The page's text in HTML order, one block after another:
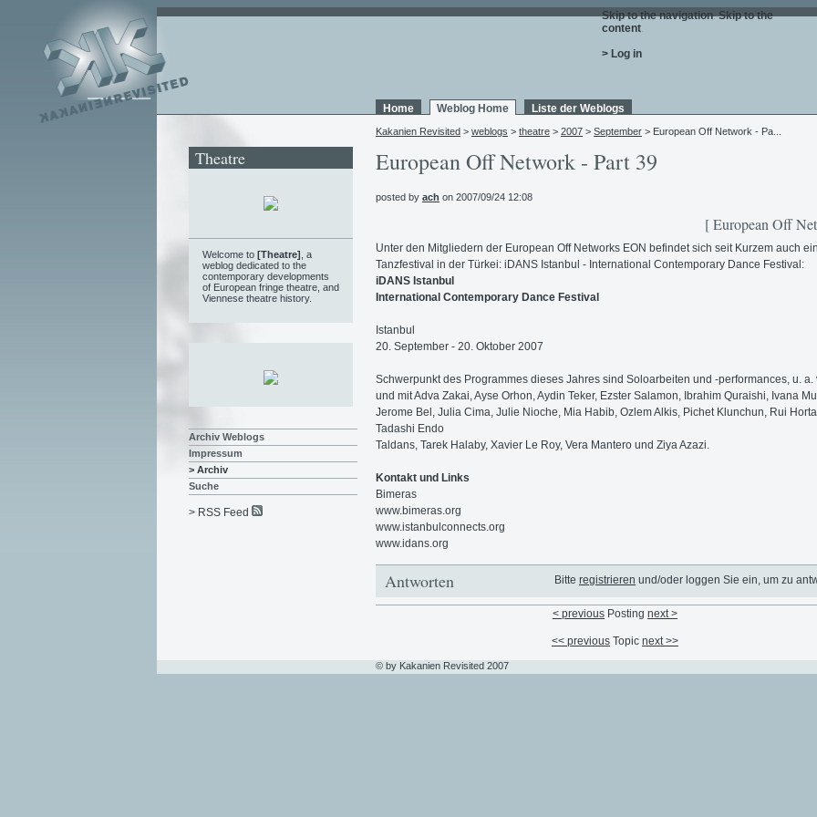
Skip to the navigation. Skip to the
content.
> Log in
Home Weblog Home Liste der Weblogs
Kakanien Revisited > weblogs > theatre > 2007 > September > European Off Network - Pa...
European Off Network - Part 39
posted by ach on 2007/09/24 12:08
[ European Off
Unter den Mitgliedern der European Off Networks EON befindet sich seit Kurzem auch
Tanzfestival in der Türkei: iDANS Istanbul - International Contemporary Dance Festival:
iDANS Istanbul
International Contemporary Dance Festival
Istanbul
20. September - 20. Oktober 2007
Schwerpunkt des Programmes dieses Jahres sind Soloarbeiten und -performances, u. a.
und mit Adva Zakai, Ayse Orhon, Aydin Teker, Ezster Salamon, Ibrahim Quraishi, Ivana
Jerome Bel, Julia Cima, Julie Nioche, Mia Habib, Ozlem Alkis, Pichet Klunchun, Rui Horta,
Tadashi Endo
Taldans, Tarek Halaby, Xavier Le Roy, Vera Mantero und Ziya Azazi.
Kontakt und Links
Bimeras
www.bimeras.org
www.istanbulconnects.org
www.idans.org
Bitte registrieren und/oder loggen Sie ein, um zu
Antworten
< previous Posting next >
<< previous Topic next >>
Theatre
Welcome to [Theatre] , a
weblog dedicated to the
contemporary developments
of European fringe theatre, and
Viennese theatre history.
Archiv Weblogs
Impressum
> Archiv
Suche
> RSS Feed
© by Kakanien Revisited 2007